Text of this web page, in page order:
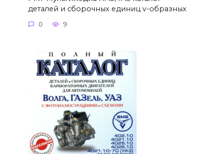
деталей и сборочных единиц v-образных
0 9